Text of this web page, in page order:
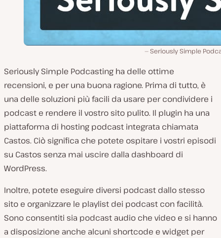
Seriously Simple
Seriously Simple Podcasting ha delle ottime
recensioni, e per una buona ragione. Prima di tutto, è
una delle soluzioni più facili da usare per condividere i
podcast e rendere il vostro sito pulito. Il plugin ha una
piattaforma di hosting podcast integrata chiamata
Castos. Ciò significa che potete ospitare i vostri episodi
su Castos senza mai uscire dalla dashboard di
WordPress.
Inoltre, potete eseguire diversi podcast dallo stesso
sito e organizzare le playlist dei podcast con facilità.
Sono consentiti sia podcast audio che video e si hanno
a disposizione anche alcuni shortcode e widget per